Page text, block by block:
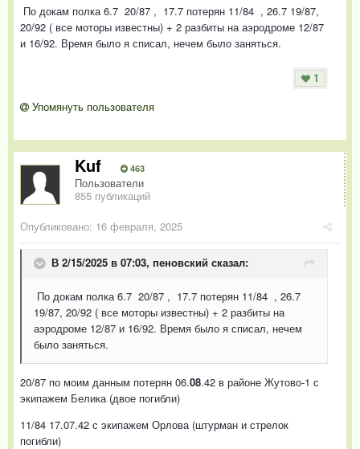
По докам полка 6.7 20/87 , 17.7 потерян 11/84 , 26.7 19/87,
20/92 ( все моторы известны) + 2 разбиты на аэродроме 12/87
и 16/92. Время было я списал, нечем было заняться.
1
Упомянуть пользователя
Kuf 463
Пользователи
855 публикаций
Опубликовано: 16 февраля, 2025
В 2/15/2025 в 07:03, пеновский сказал:
По докам полка 6.7 20/87 , 17.7 потерян 11/84 , 26.7
19/87, 20/92 ( все моторы известны) + 2 разбиты на
аэродроме 12/87 и 16/92. Время было я списал, нечем
было заняться.
20/87 по моим данным потерян 06.08.42 в районе Жутово-1 с
экипажем Белика (двое погибли)
11/84 17.07.42 с экипажем Орлова (штурман и стрелок
погибли)